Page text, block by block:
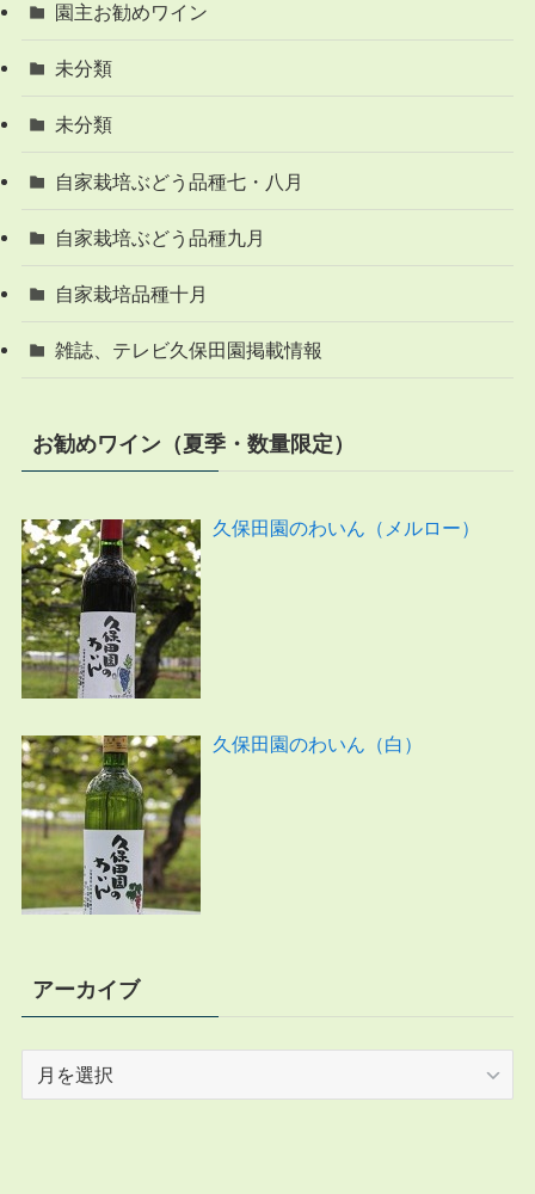
園主お勧めワイン
未分類
未分類
自家栽培ぶどう品種七・八月
自家栽培ぶどう品種九月
自家栽培品種十月
雑誌、テレビ久保田園掲載情報
お勧めワイン（夏季・数量限定）
久保田園のわいん（メルロー）
久保田園のわいん（白）
アーカイブ